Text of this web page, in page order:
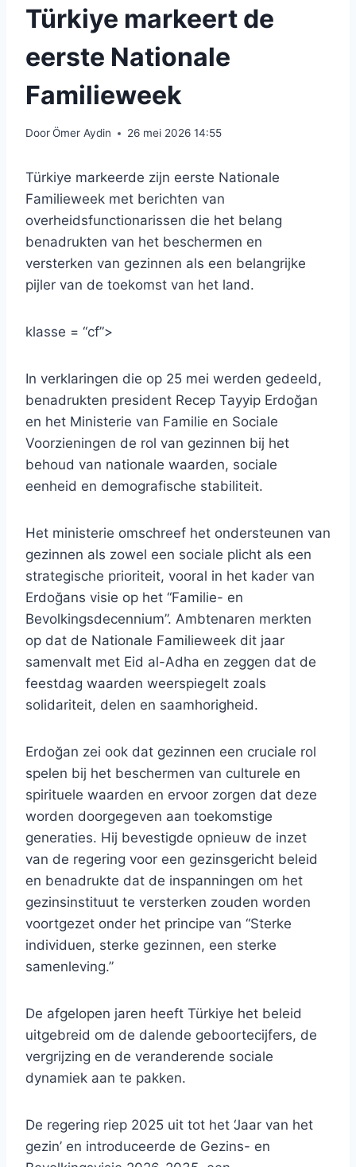
Türkiye markeert de
eerste Nationale
Familieweek
DoorÖmer Aydin 26 mei 2026 14:55
Türkiye markeerde zijn eerste Nationale
Familieweek met berichten van
overheidsfunctionarissen die het belang
benadrukten van het beschermen en
versterken van gezinnen als een belangrijke
pijler van de toekomst van het land.
klasse = “cf”>
In verklaringen die op 25 mei werden gedeeld,
benadrukten president Recep Tayyip Erdoğan
en het Ministerie van Familie en Sociale
Voorzieningen de rol van gezinnen bij het
behoud van nationale waarden, sociale
eenheid en demografische stabiliteit.
Het ministerie omschreef het ondersteunen van
gezinnen als zowel een sociale plicht als een
strategische prioriteit, vooral in het kader van
Erdoğans visie op het “Familie- en
Bevolkingsdecennium”. Ambtenaren merkten
op dat de Nationale Familieweek dit jaar
samenvalt met Eid al-Adha en zeggen dat de
feestdag waarden weerspiegelt zoals
solidariteit, delen en saamhorigheid.
Erdoğan zei ook dat gezinnen een cruciale rol
spelen bij het beschermen van culturele en
spirituele waarden en ervoor zorgen dat deze
worden doorgegeven aan toekomstige
generaties. Hij bevestigde opnieuw de inzet
van de regering voor een gezinsgericht beleid
en benadrukte dat de inspanningen om het
gezinsinstituut te versterken zouden worden
voortgezet onder het principe van “Sterke
individuen, sterke gezinnen, een sterke
samenleving.”
De afgelopen jaren heeft Türkiye het beleid
uitgebreid om de dalende geboortecijfers, de
vergrijzing en de veranderende sociale
dynamiek aan te pakken.
De regering riep 2025 uit tot het ‘Jaar van het
gezin’ en introduceerde de Gezins- en